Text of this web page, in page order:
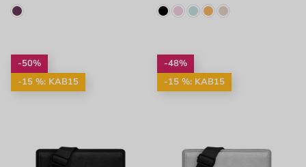
-50%
-15 %: KAB15
-48%
-15 %: KAB15